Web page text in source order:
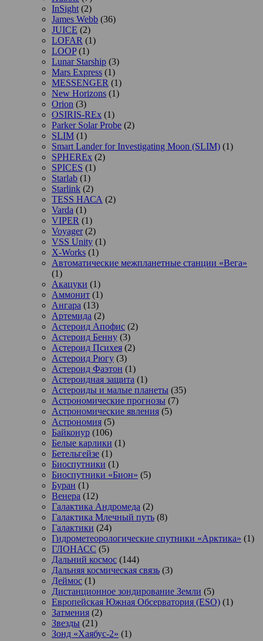
InSight (2)
James Webb (36)
JUICE (2)
LOFAR (1)
LOOP(1)
Lunar Starship (3)
Mars Express (1)
MESSENGER (1)
New Horizons (1)
Orion (3)
OSIRIS-REx (1)
Parker Solar Probe (2)
SLIM (1)
Smart Lander for Investigating Moon (SLIM) (1)
SPHEREx (2)
SPICES (1)
Starlab (1)
Starlink (2)
TESS НАСА (2)
Varda (1)
VIPER (1)
Voyager(2)
VSS Unity (1)
X-Works (1)
Автоматические межпланетные станции «Вега»
(1)
Акацуки (1)
Аммонит (1)
Ангара (13)
Артемида (2)
Астероид Апофис (2)
Астероид Бенну (3)
Астероид Психея (2)
Астероид Рюгу (3)
Астероид Фаэтон (1)
Астероидная защита (1)
Астероиды и малые планеты (35)
Астрономические прогнозы (7)
Астрономические явления (5)
Астрономия (5)
Байконур (106)
Белые карлики (1)
Бетельгейзе (1)
Биоспутники (1)
Биоспутники «Бион» (5)
Буран (1)
Венера (12)
Галактика Андромеда (2)
Галактика Млечный путь (8)
Галактики (24)
Гидрометеорологические спутники «Арктика» (1)
ГЛОНАСС (5)
Дальний космос (144)
Дальняя космическая связь (3)
Деймос (1)
Дистанционное зондирование Земли (5)
Европейская Южная Обсерватория (ESO) (1)
Затмения (2)
Звезды (21)
Зонд «Хаябус-2» (1)